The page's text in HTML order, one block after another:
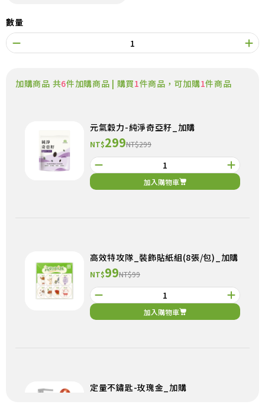
數量
加購商品 共6件加購商品 | 購買1件商品，可加購1件商品
元氣穀力-純淨奇亞籽_加購
NT$299NT$299
加入購物車
高效特攻隊_裝飾貼紙組(8張/包)_加購
NT$99NT$99
加入購物車
定量不鏽匙-玫瑰金_加購